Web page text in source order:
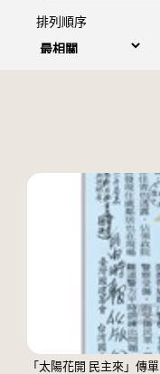
排列順序
「太陽花開 民主來」傳單